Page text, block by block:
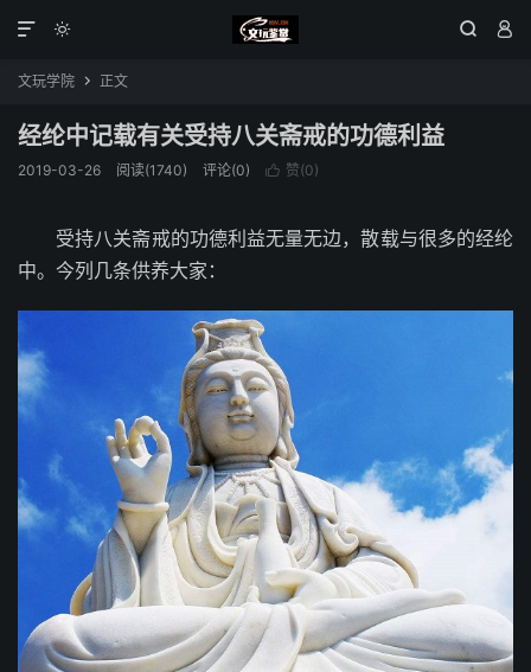
  

文玩学院  正文
经纶中记载有关受持八关斋戒的功德利益
2019-03-26 阅读(1740) 评论(0)  赞(0)
受持八关斋戒的功德利益无量无边，散载与很多的经纶
中。今列几条供养大家：